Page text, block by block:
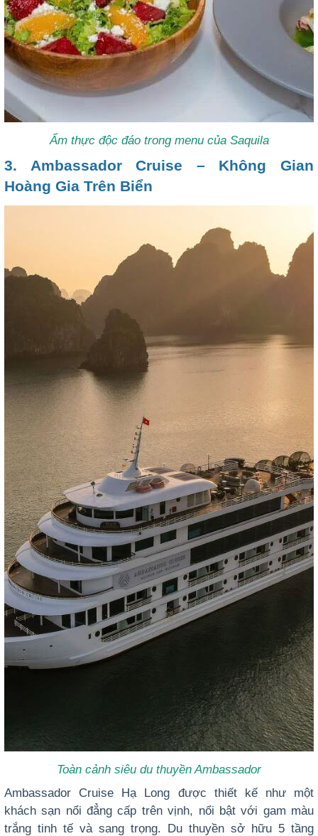
Ẩm thực độc đáo trong menu của Saquila
3. Ambassador Cruise – Không Gian
Hoàng Gia Trên Biển
Toàn cảnh siêu du thuyền Ambassador
Ambassador Cruise Hạ Long được thiết kế như một
khách sạn nổi đẳng cấp trên vịnh, nổi bật với gam màu
trắng tinh tế và sang trọng. Du thuyền sở hữu 5 tầng